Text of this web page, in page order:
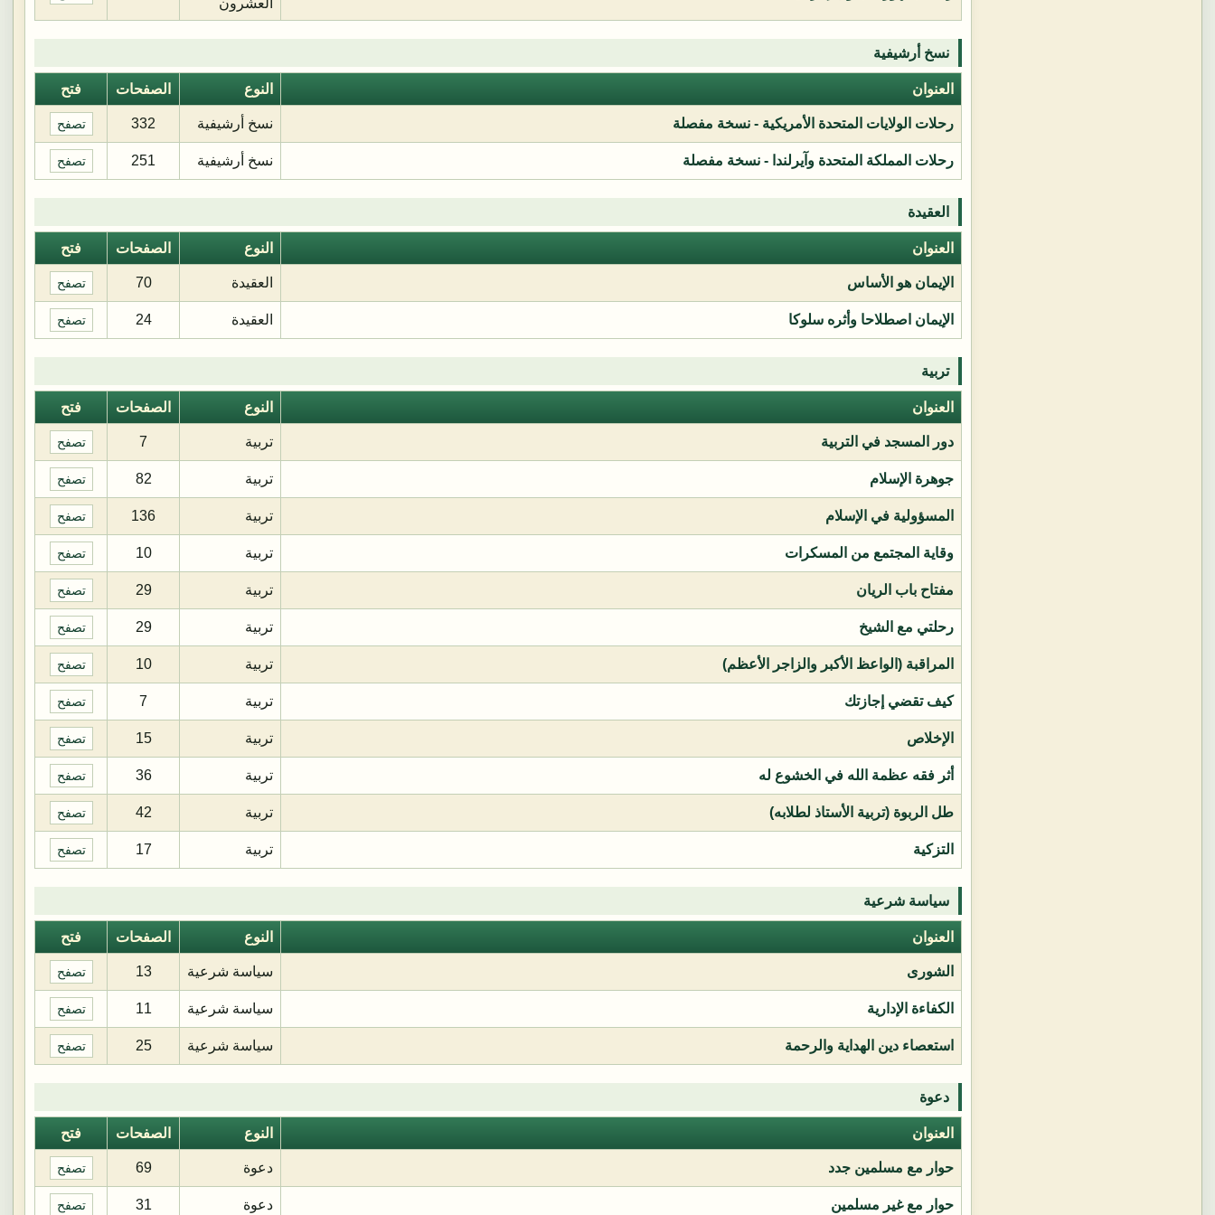
نسخ أرشيفية
العنوان النوع الصفحات فتح
رحلات الولايات المتحدة الأمريكية - نسخة مفصلة نسخ أرشيفية 332 تصفح
رحلات المملكة المتحدة وآيرلندا - نسخة مفصلة نسخ أرشيفية 251 تصفح
العقيدة
العنوان النوع الصفحات فتح
الإيمان هو الأساس العقيدة 70 تصفح
الإيمان اصطلاحا وأثره سلوكا العقيدة 24 تصفح
تربية
العنوان النوع الصفحات فتح
دور المسجد في التربية تربية 7 تصفح
جوهرة الإسلام تربية 82 تصفح
المسؤولية في الإسلام تربية 136 تصفح
وقاية المجتمع من المسكرات تربية 10 تصفح
مفتاح باب الريان تربية 29 تصفح
رحلتي مع الشيخ تربية 29 تصفح
المراقبة (الواعظ الأكبر والزاجر الأعظم) تربية 10 تصفح
كيف تقضي إجازتك تربية 7 تصفح
الإخلاص تربية 15 تصفح
أثر فقه عظمة الله في الخشوع له تربية 36 تصفح
طل الربوة (تربية الأستاذ لطلابه) تربية 42 تصفح
التزكية تربية 17 تصفح
سياسة شرعية
العنوان النوع الصفحات فتح
الشورى سياسة شرعية 13 تصفح
الكفاءة الإدارية سياسة شرعية 11 تصفح
استعصاء دين الهداية والرحمة سياسة شرعية 25 تصفح
دعوة
العنوان النوع الصفحات فتح
حوار مع مسلمين جدد دعوة 69 تصفح
حوار مع غير مسلمين دعوة 31 تصفح